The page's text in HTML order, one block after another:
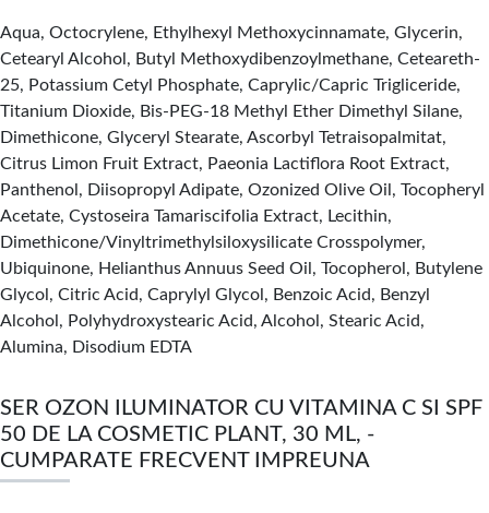
Aqua, Octocrylene, Ethylhexyl Methoxycinnamate, Glycerin,
Cetearyl Alcohol, Butyl Methoxydibenzoylmethane, Ceteareth-
25, Potassium Cetyl Phosphate, Caprylic/Capric Trigliceride,
Titanium Dioxide, Bis-PEG-18 Methyl Ether Dimethyl Silane,
Dimethicone, Glyceryl Stearate, Ascorbyl Tetraisopalmitat,
Citrus Limon Fruit Extract, Paeonia Lactiflora Root Extract,
Panthenol, Diisopropyl Adipate, Ozonized Olive Oil, Tocopheryl
Acetate, Cystoseira Tamariscifolia Extract, Lecithin,
Dimethicone/Vinyltrimethylsiloxysilicate Crosspolymer,
Ubiquinone, Helianthus Annuus Seed Oil, Tocopherol, Butylene
Glycol, Citric Acid, Caprylyl Glycol, Benzoic Acid, Benzyl
Alcohol, Polyhydroxystearic Acid, Alcohol, Stearic Acid,
Alumina, Disodium EDTA
SER OZON ILUMINATOR CU VITAMINA C SI SPF
50 DE LA COSMETIC PLANT, 30 ML, -
CUMPARATE FRECVENT IMPREUNA